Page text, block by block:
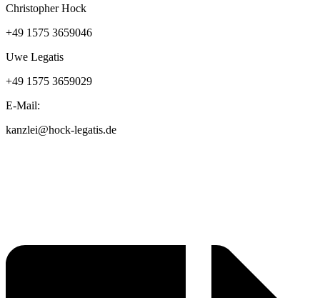
Christopher Hock
+49 1575 3659046
Uwe Legatis
+49 1575 3659029
E-Mail:
kanzlei@hock-legatis.de